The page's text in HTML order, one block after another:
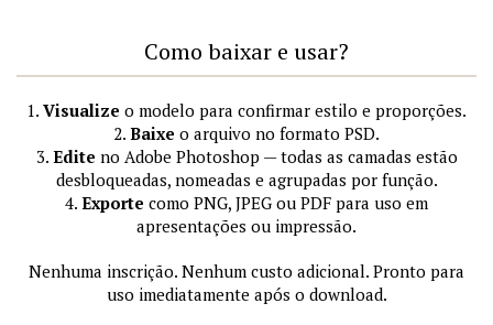
Como baixar e usar?
1. Visualize o modelo para confirmar estilo e proporções.
2. Baixe o arquivo no formato PSD.
3. Edite no Adobe Photoshop — todas as camadas estão
desbloqueadas, nomeadas e agrupadas por função.
4. Exporte como PNG, JPEG ou PDF para uso em
apresentações ou impressão.
Nenhuma inscrição. Nenhum custo adicional. Pronto para
uso imediatamente após o download.